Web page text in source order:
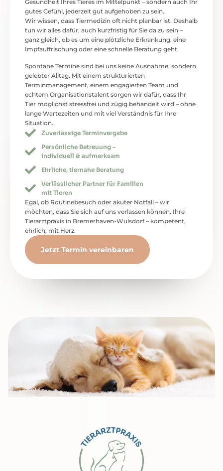
Gesundheit Ihres Tieres im Mittelpunkt – sondern auch Ihr
gutes Gefühl, jederzeit gut aufgehoben zu sein.
Wir wissen, dass Tiermedizin oft nicht planbar ist. Deshalb
tun wir alles dafür, auch kurzfristig für Sie da zu sein –
ganz gleich, ob es um eine plötzliche Erkrankung, eine
Impfauffrischung oder eine schnelle Beratung geht.
Spontane Termine sind bei uns keine Ausnahme, sondern
gelebter Alltag. Mit einem strukturierten
Terminmanagement, einem engagierten Team und
echtem Organisationstalent sorgen wir dafür, dass Ihr
Tier möglichst stressfrei und zügig behandelt wird – ohne
lange Wartezeiten und mit viel Verständnis für Ihre
Situation.
Zuverlässige Terminvergabe
Persönliche Betreuung –
individuell & aufmerksam
Ehrliche, tiernahe Beratung
Verlässlicher Partner für Familien
mit Tieren
Egal, ob Routinebesuch oder akuter Notfall – wir
möchten, dass Sie sich auf uns verlassen können. Ihre
Tierarztpraxis in Bremerhaven-Wulsdorf – kompetent,
ehrlich, mit Herz.
Jetzt Termin vereinbaren